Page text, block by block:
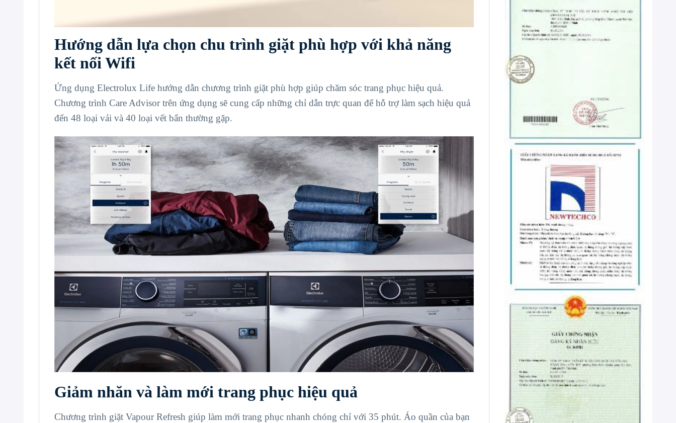
Hướng dẫn lựa chọn chu trình giặt phù hợp với khả năng
kết nối Wifi
Ứng dụng Electrolux Life hướng dẫn chương trình giặt phù hợp giúp chăm sóc trang phục hiệu quả.
Chương trình Care Advisor trên ứng dụng sẽ cung cấp những chỉ dẫn trực quan để hỗ trợ làm sạch hiệu quả
đến 48 loại vải và 40 loại vết bẩn thường gặp.
Giảm nhăn và làm mới trang phục hiệu quả
Chương trình giặt Vapour Refresh giúp làm mới trang phục nhanh chóng chỉ với 35 phút. Áo quần của bạn